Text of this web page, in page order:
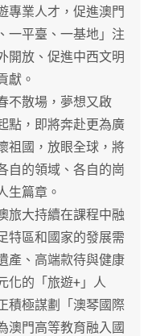
專業人才，促進澳門
一平臺、一基地」注
開放、促進中西文明
獻。
散場，夢想又啟
點，即將奔赴更為廣
祖國，放眼全球，將
自的領域、各自的崗
生篇章。
大持續在課程中融
特區和國家的發展需
產、高端款待與健康
化的「旅遊+」人
積極謀劃「澳琴國際
澳門高等教育融入國